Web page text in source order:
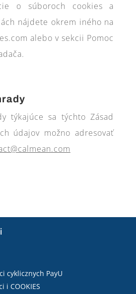
o súboroch cookies a
nájdete okrem iného na
alebo v sekcii Pomoc
týkajúce sa týchto Zásad
údajov možno adresovať
cyklicznych PayU
i COOKIES